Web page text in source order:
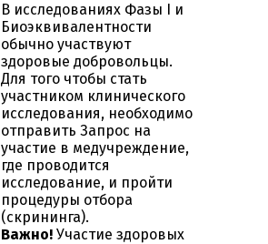
В исследованиях Фазы I и
Биоэквивалентности
обычно участвуют
здоровые добровольцы.
Для того чтобы стать
участником клинического
исследования, необходимо
отправить Запрос на
участие в медучреждение,
где проводится
исследование, и пройти
процедуры отбора
(скрининга).
Важно! Участие здоровых